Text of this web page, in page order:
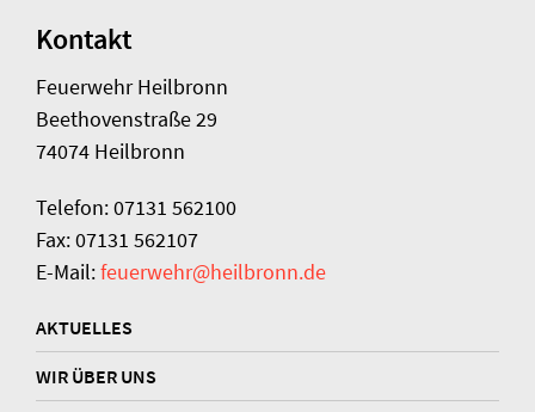
Kontakt
Feuerwehr Heilbronn
Beethovenstraße 29
74074 Heilbronn
Telefon: 07131 562100
Fax: 07131 562107
E-Mail:feuerwehr@heilbronn.de
AKTUELLES
WIR ÜBER UNS